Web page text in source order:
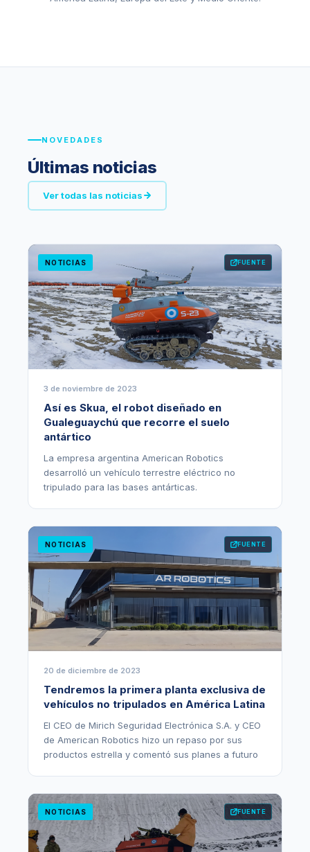
NOVEDADES
Últimas noticias
Ver todas las noticias
NOTICIAS FUENTE
3 de noviembre de 2023
Así es Skua, el robot diseñado en
Gualeguaychú que recorre el suelo
antártico
La empresa argentina American Robotics
desarrolló un vehículo terrestre eléctrico no
tripulado para las bases antárticas.
NOTICIAS FUENTE
20 de diciembre de 2023
Tendremos la primera planta exclusiva de
vehículos no tripulados en América Latina
El CEO de Mirich Seguridad Electrónica S.A. y CEO
de American Robotics hizo un repaso por sus
productos estrella y comentó sus planes a futuro
NOTICIAS FUENTE